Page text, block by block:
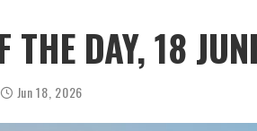
THE DAY, 18
Jun 18, 2026